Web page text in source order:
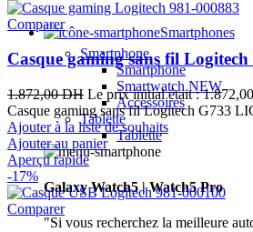
Smartphones
Smartphone
Smartphone
SmartwatchNEW
Accessoires
Tablette
Tablette
Galaxy Watch5 | Watch5 Pro
"Si vous recherchez la meilleure
Comparer
Casque gaming sans fil
1.872,00DH Le prix initial était :
Casque gaming sans fil Logitech G733
Ajouter à la liste de souhaits
Ajouter au panier
Aperçu rapide
-17%
Comparer